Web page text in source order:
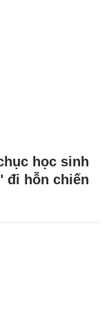
học sinh
đi hỗn chiến